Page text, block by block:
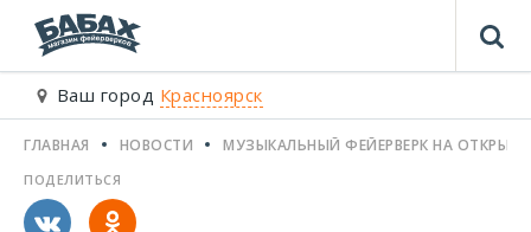
Ваш город Красноярск
ГЛАВНАЯ НОВОСТИ МУЗЫКАЛЬНЫЙ ФЕЙЕРВЕРК НА
ПОДЕЛИТЬСЯ